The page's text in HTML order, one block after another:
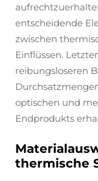
entscheidende
zwischen
Einflüssen.
reibungsloseren
optischen und
Endprodukts
thermische